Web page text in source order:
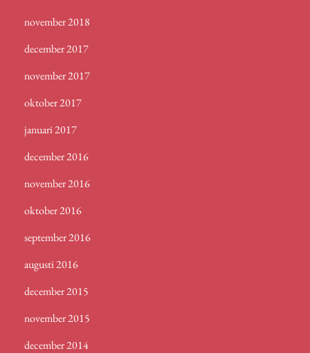
november 2018
december 2017
november 2017
oktober 2017
januari 2017
december 2016
november 2016
oktober 2016
september 2016
augusti 2016
december 2015
november 2015
december 2014